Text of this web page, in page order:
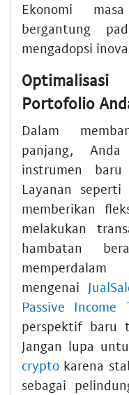
Ekonomi
bergantung
mengadopsi
Portofolio
Dalam
panjang,
instrumen
Layanan seperti
memberikan
melakukan
hambatan
mengenai
Passive Income
perspektif baru
Jangan lupa
crypto karena
sebagai